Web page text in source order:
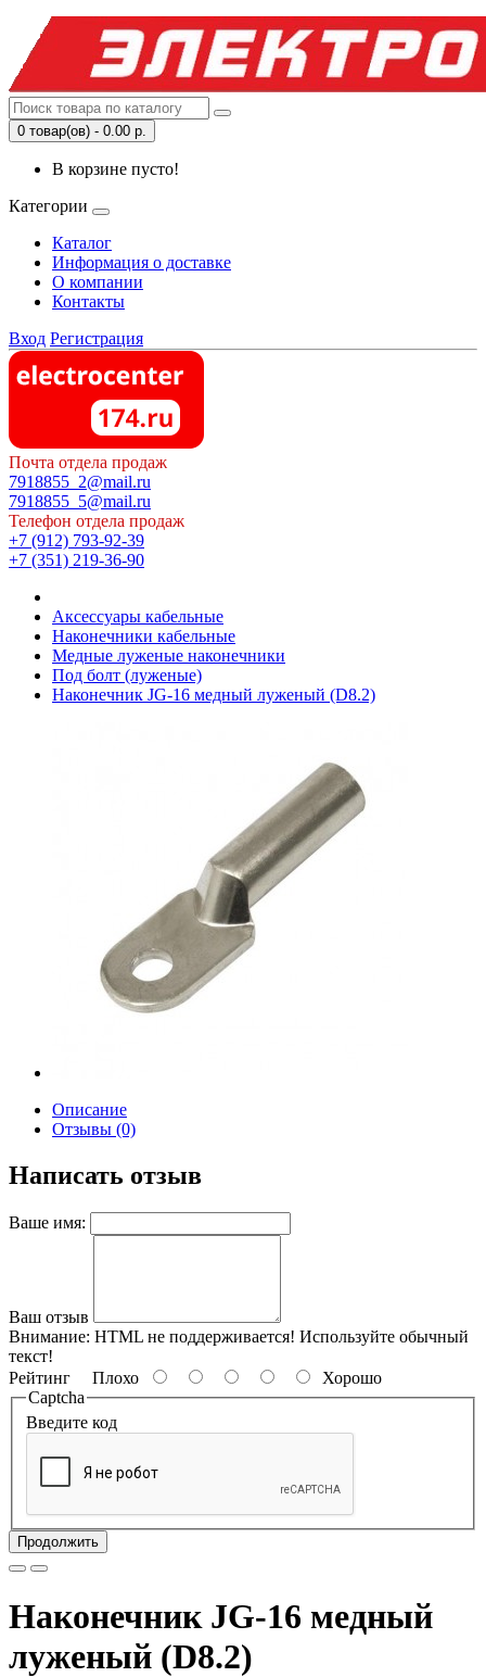
0 товар(ов) - 0.00 р.
В корзине пусто!
Категории
Каталог
Информация о доставке
О компании
Контакты
Вход Регистрация
Почта отдела продаж
7918855_2@mail.ru
7918855_5@mail.ru
Телефон отдела продаж
+7 (912) 793-92-39
+7 (351) 219-36-90
Аксессуары кабельные
Наконечники кабельные
Медные луженые наконечники
Под болт (луженые)
Наконечник JG-16 медный луженый (D8.2)
Описание
Отзывы (0)
Написать отзыв
Ваше имя:
Ваш отзыв
Внимание: HTML не поддерживается! Используйте обычный
текст!
Рейтинг Плохо
Хорошо
Captcha
Введите код
Продолжить
Наконечник JG-16 медный
луженый (D8.2)